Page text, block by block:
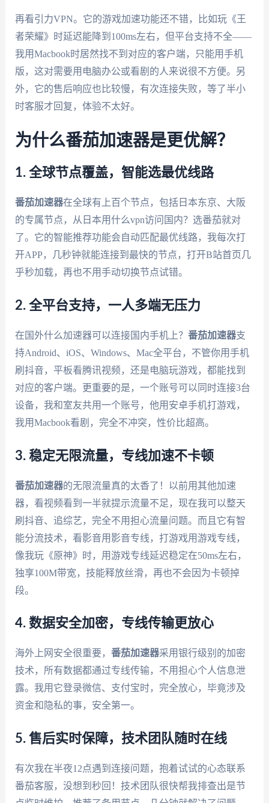
再看引力VPN。它的游戏加速功能还不错，比如玩《王
者荣耀》时延迟能降到100ms左右，但平台支持不全——
我用Macbook时居然找不到对应的客户端，只能用手机
版，这对需要用电脑办公或看剧的人来说很不方便。另
外，它的售后响应也比较慢，有次连接失败，等了半小
时客服才回复，体验不太好。
为什么番茄加速器是更优解？
1. 全球节点覆盖，智能选最优线路
番茄加速器在全球有上百个节点，包括日本东京、大阪
的专属节点，从日本用什么vpn访问国内？选番茄就对
了。它的智能推荐功能会自动匹配最优线路，我每次打
开APP，几秒钟就能连接到最快的节点，打开B站首页几
乎秒加载，再也不用手动切换节点试错。
2. 全平台支持，一人多端无压力
在国外什么加速器可以连接国内手机上？ 番茄加速器支
持Android、iOS、Windows、Mac全平台，不管你用手机
刷抖音，平板看腾讯视频，还是电脑玩游戏，都能找到
对应的客户端。更重要的是，一个账号可以同时连接3台
设备，我和室友共用一个账号，他用安卓手机打游戏，
我用Macbook看剧，完全不冲突，性价比超高。
3. 稳定无限流量，专线加速不卡顿
番茄加速器的无限流量真的太香了！以前用其他加速
器，看视频看到一半就提示流量不足，现在我可以整天
刷抖音、追综艺，完全不用担心流量问题。而且它有智
能分流技术，看影音用影音专线，打游戏用游戏专线，
像我玩《原神》时，用游戏专线延迟稳定在50ms左右，
独享100M带宽，技能释放丝滑，再也不会因为卡顿掉
段。
4. 数据安全加密，专线传输更放心
海外上网安全很重要， 番茄加速器采用银行级别的加密
技术，所有数据都通过专线传输，不用担心个人信息泄
露。我用它登录微信、支付宝时，完全放心，毕竟涉及
资金和隐私的事，安全第一。
5. 售后实时保障，技术团队随时在线
有次我在半夜12点遇到连接问题，抱着试试的心态联系
番茄客服，没想到秒回！技术团队很快帮我排查出是节